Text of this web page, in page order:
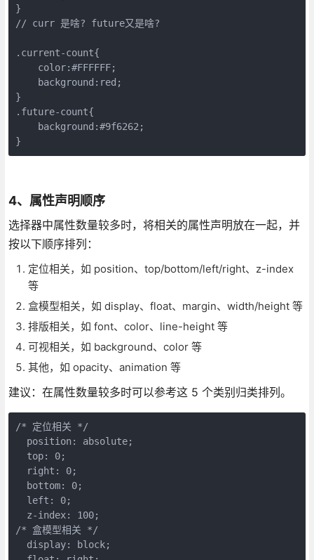
}
// curr 是啥? future又是啥?
.current-count{
    color:#FFFFFF;
    background:red;
}
.future-count{
    background:#9f6262;
}
4、属性声明顺序
选择器中属性数量较多时，将相关的属性声明放在一起，并
按以下顺序排列：
定位相关，如 position、top/bottom/left/right、z-index
等
盒模型相关，如 display、float、margin、width/height 等
排版相关，如 font、color、line-height 等
可视相关，如 background、color 等
其他，如 opacity、animation 等
建议：在属性数量较多时可以参考这 5 个类别归类排列。
/* 定位相关 */
  position: absolute;
  top: 0;
  right: 0;
  bottom: 0;
  left: 0;
  z-index: 100;
/* 盒模型相关 */
  display: block;